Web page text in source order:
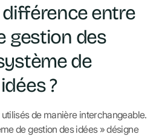
différence entre
gestion des
de
?
de manière interchangeable.
de gestion des idées » désigne